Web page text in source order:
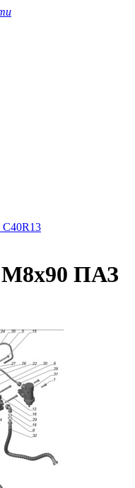
М8х90 ПАЗ